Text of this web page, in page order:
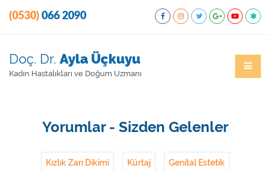
(0530) 066 2090
Doç. Dr. Ayla Üçkuyu
Kadın Hastalıkları ve Doğum Uzmanı
Yorumlar - Sizden Gelenler
Kızlık Zarı Dikimi Kürtaj Genital Estetik